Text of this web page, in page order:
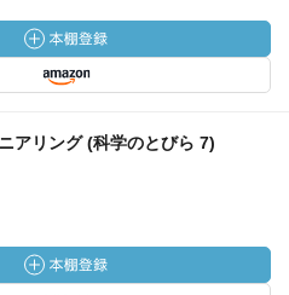
アリング (科学のとびら 7)